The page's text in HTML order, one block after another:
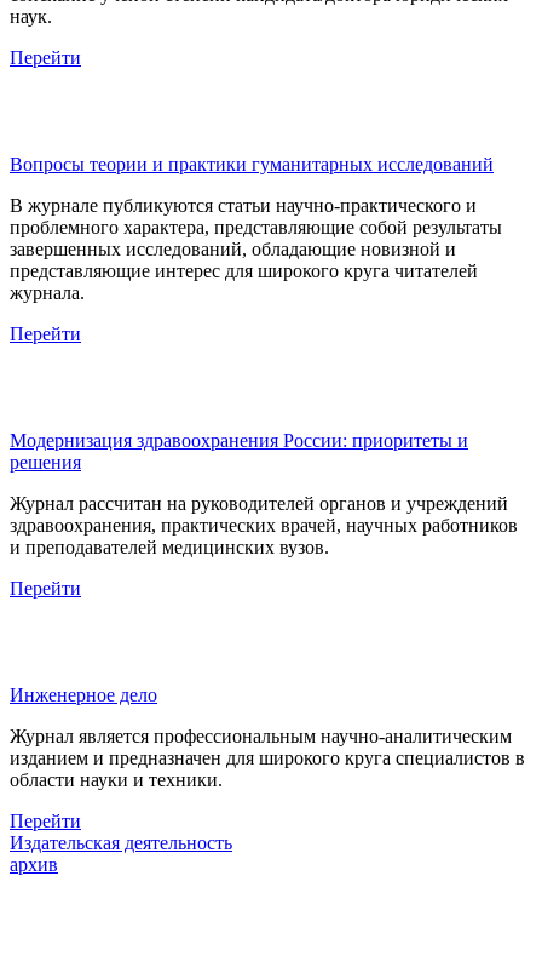
наук.
Перейти
Вопросы теории и практики гуманитарных исследований
В журнале публикуются статьи научно-практического и
проблемного характера, представляющие собой результаты
завершенных исследований, обладающие новизной и
представляющие интерес для широкого круга читателей
журнала.
Перейти
Модернизация здравоохранения России: приоритеты и
решения
Журнал рассчитан на руководителей органов и учреждений
здравоохранения, практических врачей, научных работников
и преподавателей медицинских вузов.
Перейти
Инженерное дело
Журнал является профессиональным научно-аналитическим
изданием и предназначен для широкого круга специалистов в
области науки и техники.
Перейти
Издательская деятельность
архив